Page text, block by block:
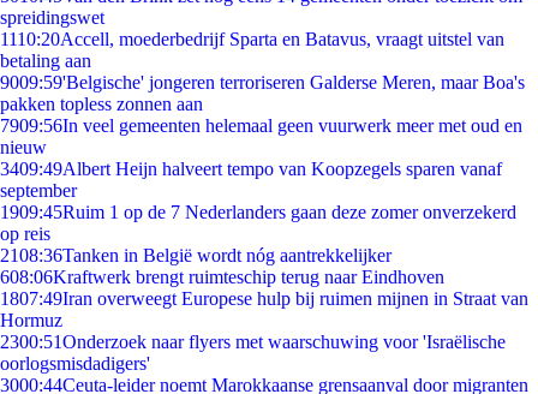
spreidingswet
1110:20Accell, moederbedrijf Sparta en Batavus, vraagt uitstel van
betaling aan
9009:59'Belgische' jongeren terroriseren Galderse Meren, maar Boa's
pakken topless zonnen aan
7909:56In veel gemeenten helemaal geen vuurwerk meer met oud en
nieuw
3409:49Albert Heijn halveert tempo van Koopzegels sparen vanaf
september
1909:45Ruim 1 op de 7 Nederlanders gaan deze zomer onverzekerd
op reis
2108:36Tanken in België wordt nóg aantrekkelijker
608:06Kraftwerk brengt ruimteschip terug naar Eindhoven
1807:49Iran overweegt Europese hulp bij ruimen mijnen in Straat van
Hormuz
2300:51Onderzoek naar flyers met waarschuwing voor 'Israëlische
oorlogsmisdadigers'
3000:44Ceuta-leider noemt Marokkaanse grensaanval door migranten